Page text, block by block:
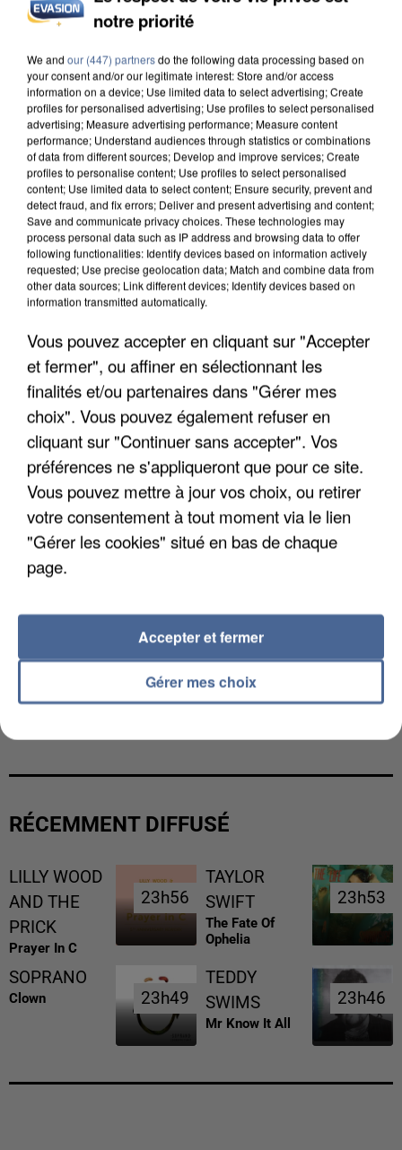
INCENDIES : L’ÎLE-DE-FRANCE LANCE UN ÉLAN
DE SOLIDARITÉ AVEC LES...
APRÈS TOUTES CES CANICULES, LES REFUGES
DE FAUNE SAUVAGE SONT...
L’UN DES FONDATEURS SUPPOSÉS DE LA DZ
RÉCEMMENT DIFFUSÉ
LILLY WOOD
AND THE
PRICK
Prayer In C
23h56
23h56
TAYLOR
SWIFT
The Fate Of
Ophelia
23h53
23h53
SOPRANO
Clown 23h49
23h49
TEDDY
SWIMS
Mr Know It All
23h46
23h46
notre priorité
We and our (447) partnersdo the following data processing based on
your consent and/or our legitimate interest: Store and/or access
information on a device; Use limited data to select advertising; Create
profiles for personalised advertising; Use profiles to select personalised
advertising; Measure advertising performance; Measure content
performance; Understand audiences through statistics or combinations
of data from different sources; Develop and improve services; Create
profiles to personalise content; Use profiles to select personalised
content; Use limited data to select content; Ensure security, prevent and
detect fraud, and fix errors; Deliver and present advertising and content;
Save and communicate privacy choices. These technologies may
process personal data such as IP address and browsing data to offer
following functionalities: Identify devices based on information actively
requested; Use precise geolocation data; Match and combine data from
other data sources; Link different devices; Identify devices based on
information transmitted automatically.
Vous pouvez accepter en cliquant sur "Accepter
et fermer", ou affiner en sélectionnant les
finalités et/ou partenaires dans "Gérer mes
choix". Vous pouvez également refuser en
cliquant sur "Continuer sans accepter". Vos
préférences ne s'appliqueront que pour ce site.
Vous pouvez mettre à jour vos choix, ou retirer
votre consentement à tout moment via le lien
"Gérer les cookies" situé en bas de chaque
page.
Gérer mes choix
Accepter et fermer